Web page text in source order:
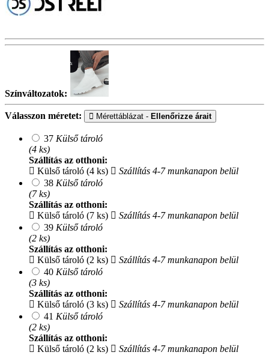
Színváltozatok:
Válasszon méretet: Mérettáblázat - Ellenőrizze árait
37 Külső tároló
(4 ks)
Szállítás az otthoni:
Külső tároló (4 ks)
Szállítás 4-7 munkanapon belül
38 Külső tároló
(7 ks)
Szállítás az otthoni:
Külső tároló (7 ks)
Szállítás 4-7 munkanapon belül
39 Külső tároló
(2 ks)
Szállítás az otthoni:
Külső tároló (2 ks)
Szállítás 4-7 munkanapon belül
40 Külső tároló
(3 ks)
Szállítás az otthoni:
Külső tároló (3 ks)
Szállítás 4-7 munkanapon belül
41 Külső tároló
(2 ks)
Szállítás az otthoni:
Külső tároló (2 ks)
Szállítás 4-7 munkanapon belül